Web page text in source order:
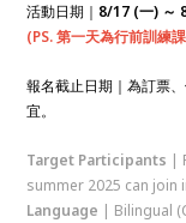
活動日期｜ 8/17 (一) ～
(PS. 第一天為行前訓練
報名截止日期｜為訂票
宜。
Target Participants |
summer 2025 can join
Language | Bilingual